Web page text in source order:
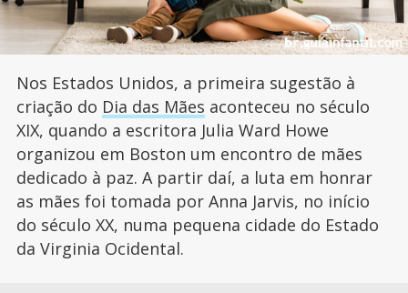
Nos Estados Unidos, a primeira sugestão à
criação do Dia das Mães aconteceu no século
XIX, quando a escritora Julia Ward Howe
organizou em Boston um encontro de mães
dedicado à paz. A partir daí, a luta em honrar
as mães foi tomada por Anna Jarvis, no início
do século XX, numa pequena cidade do Estado
da Virginia Ocidental.